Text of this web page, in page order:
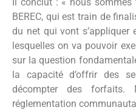
BEREC, qui est train de
du net qui vont s’appliquer
lesquelles on va pouvoir
sur la question
la capacité d’offrir des
décompter des forfaits.
réglementation